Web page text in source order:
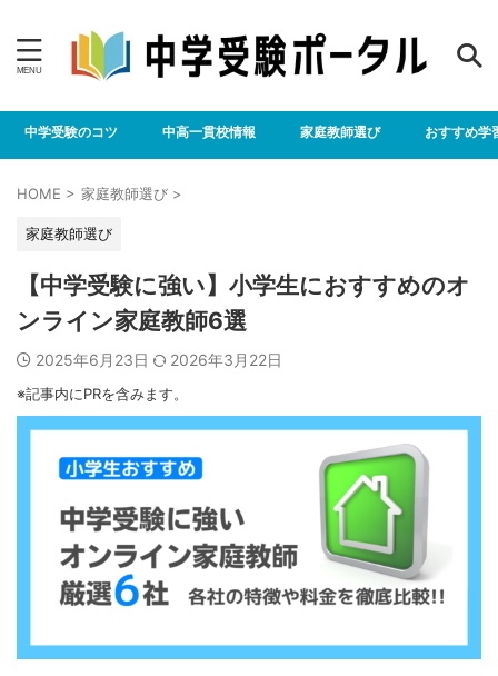
中学受験のコツ 中高一貫校情報 家庭教師選び おすすめ学
HOME > 家庭教師選び >
家庭教師選び
【中学受験に強い】小学生におすすめのオ
ンライン家庭教師6選
2025年6月23日 2026年3月22日
※記事内にPRを含みます。